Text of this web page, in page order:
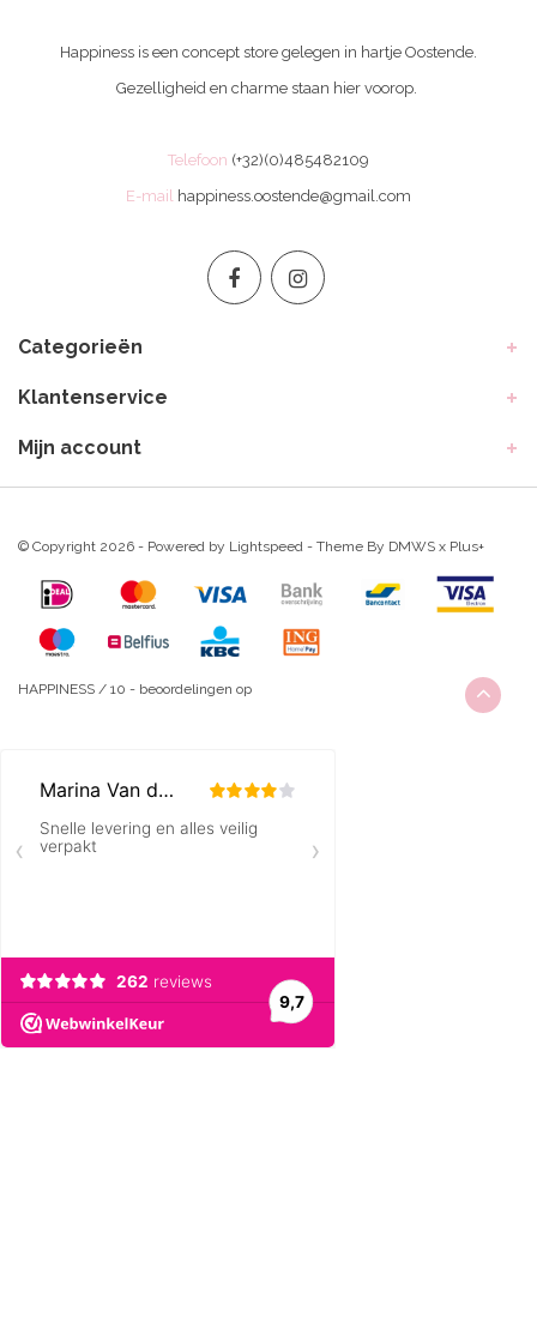
Happiness is een concept store gelegen in hartje Oostende.
Gezelligheid en charme staan hier voorop.
Telefoon (+32)(0)485482109
E-mail happiness.oostende@gmail.com
Categorieën
Klantenservice
Mijn account
© Copyright 2026 - Powered by Lightspeed - Theme By DMWS x Plus+
HAPPINESS / 10 - beoordelingen op